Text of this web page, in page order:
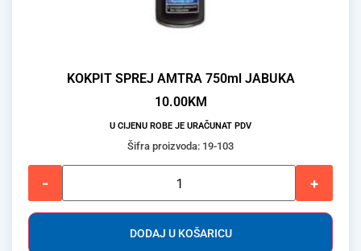
KOKPIT SPREJ AMTRA 750ml JABUKA
10.00KM
U CIJENU ROBE JE URAČUNAT PDV
Šifra proizvoda: 19-103
- +
DODAJ U KOŠARICU